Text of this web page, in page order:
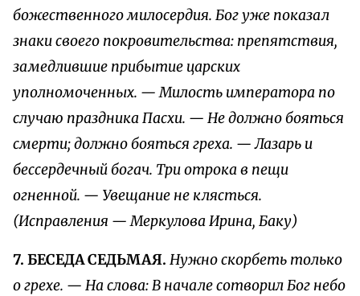
божественного милосердия. Бог уже показал
знаки своего покровительства: препятствия,
замедлившие прибытие царских
уполномоченных. — Милость императора по
случаю праздника Пасхи. — Не должно бояться
смерти; должно бояться греха. — Лазарь и
бессердечный богач. Три отрока в пещи
огненной. — Увещание не клясться.
(Исправления — Меркулова Ирина, Баку)
7. БЕСЕДА СЕДЬМАЯ. Нужно скорбеть только
о грехе. — На слова: В начале сотворил Бог небо